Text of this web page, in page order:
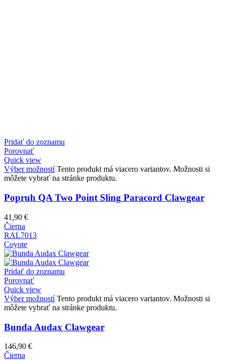
Pridať do zoznamu
Porovnať
Quick view
Výber možností Tento produkt má viacero variantov. Možnosti si
môžete vybrať na stránke produktu.
Popruh QA Two Point Sling Paracord Clawgear
41,90 €
Čierna
RAL7013
Coyote
Pridať do zoznamu
Porovnať
Quick view
Výber možností Tento produkt má viacero variantov. Možnosti si
môžete vybrať na stránke produktu.
Bunda Audax Clawgear
146,90 €
Čierna